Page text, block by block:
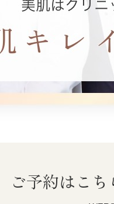
ご予約はこち